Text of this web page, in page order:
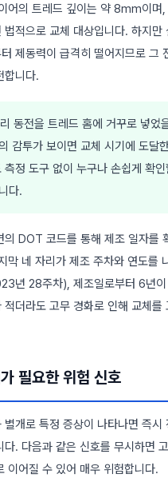
어의 트레드 깊이는 약 8mm이며
법적으로 교체 대상입니다. 하지만
제동력이 급격히 떨어지므로 그
합니다.
동전을 트레드 홈에 거꾸로 넣었
감투가 보이면 교체 시기에 도달
측정 도구 없이 누구나 손쉽게 확
다.
의 DOT 코드를 통해 제조 일자를
막 네 자리가 제조 주차와 연도를
년 28주차), 제조일로부터 6년이
적더라도 고무 경화로 인해 교체를
필요한 위험 신호
별개로 특정 증상이 나타나면 즉시
다. 다음과 같은 신호를 무시하면
이어질 수 있어 매우 위험합니다.